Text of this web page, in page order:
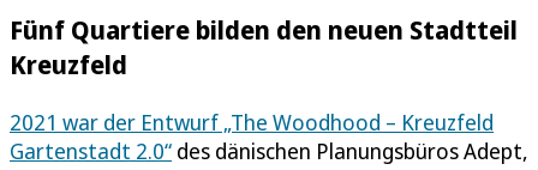
Fünf Quartiere bilden den neuen Stadtteil
Kreuzfeld
2021 war der Entwurf „The Woodhood – Kreuzfeld
Gartenstadt 2.0“ des dänischen Planungsbüros Adept,